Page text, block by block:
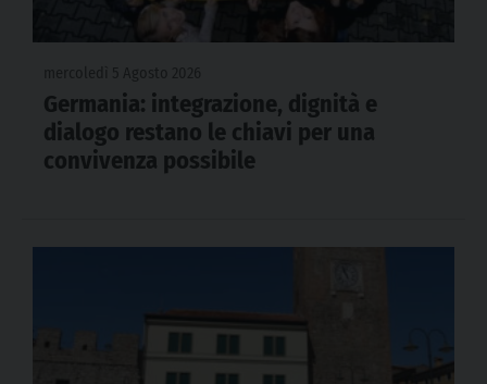
Germania: integrazione, dignità e
dialogo restano le chiavi per una
convivenza possibile